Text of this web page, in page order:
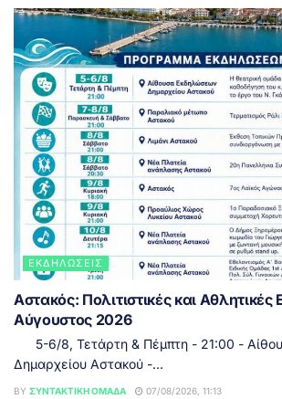
ΕΚΔΗΛΏΣΕΙΣ
Αστακός: Πολιτιστικές και Αθλητικές
Αύγουστος 2026
5-6/8, Τετάρτη & Πέμπτη - 21:00 -
Δημαρχείου Αστακού -...
BY ΣΥΝΤΑΚΤΙΚΉ ΟΜΆΔΑ 07/08/2026, 11:13